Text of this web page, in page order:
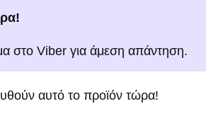
στο Viber για άμεση απάντηση.
αυτό το προϊόν τώρα!